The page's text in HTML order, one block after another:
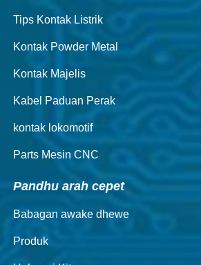
Tips Kontak Listrik
Kontak Powder Metal
Kontak Majelis
Kabel Paduan Perak
kontak lokomotif
Parts Mesin CNC
Pandhu arah cepet
Babagan awake dhewe
Produk